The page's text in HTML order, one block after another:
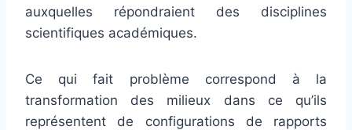
auxquelles répondraient des disciplines
scientifiques académiques.
Ce qui fait problème correspond à la
transformation des milieux dans ce qu’ils
représentent de configurations de rapports